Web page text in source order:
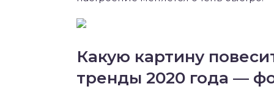
Какую картину
тренды 2020 года —